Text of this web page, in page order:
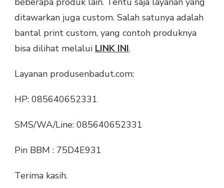
ditawarkan juga custom. Salah satunya adalah
bantal print custom, yang contoh produknya
bisa dilihat melalui LINK INI.
Layanan produsenbadut.com:
HP: 085640652331
SMS/WA/Line: 085640652331
Pin BBM : 75D4E931
Terima kasih.